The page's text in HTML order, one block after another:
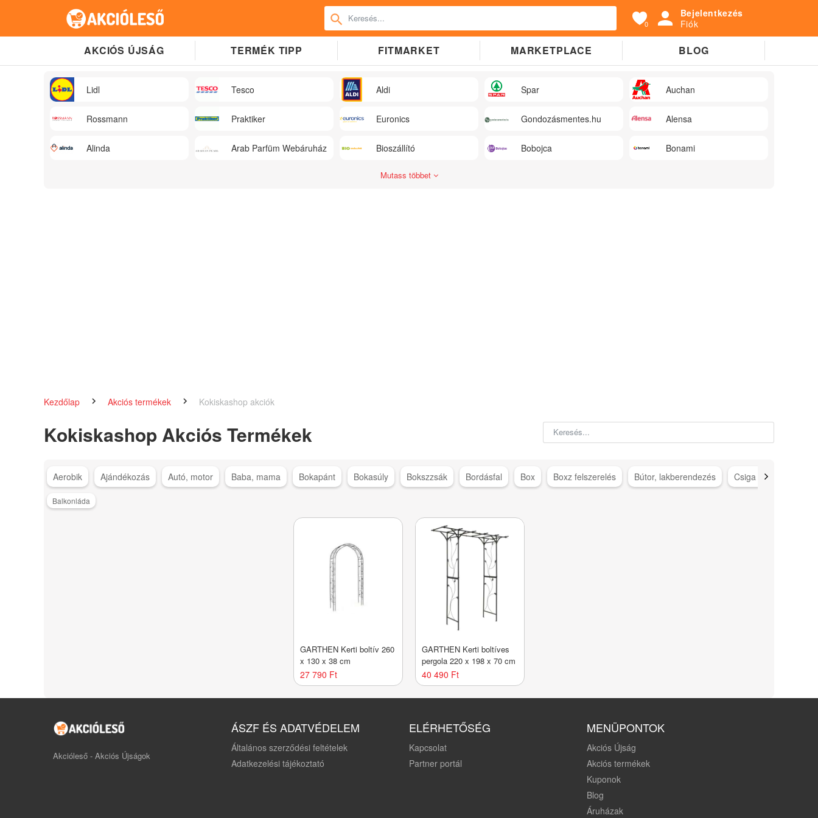
0
Bejelentkezés
Fiók
AKCIÓS ÚJSÁG TERMÉK TIPP FITMARKET MARKETPLACE BLOG
Lidl Tesco Aldi Spar Auchan
Rossmann Praktiker Euronics Gondozásmentes.hu Alensa
Alinda Arab Parfüm Webáruház Bioszállító Bobojca Bonami
Mutass többet
Kezdőlap Akciós termékek Kokiskashop akciók
Kokiskashop Akciós Termékek
Aerobik Ajándékozás Autó, motor Baba, mama Bokapánt Bokasúly Bokszzsák Bordásfal Box Boxz felszerelés Bútor, lakberendezés Csiga gép kiegészítő
Balkonláda
GARTHEN Kerti boltív 260
x 130 x 38 cm
27 790 Ft
GARTHEN Kerti boltíves
pergola 220 x 198 x 70 cm
40 490 Ft
Akcióleső - Akciós Újságok
ÁSZF ÉS ADATVÉDELEM
Általános szerződési feltételek
Adatkezelési tájékoztató
ELÉRHETŐSÉG
Kapcsolat
Partner portál
MENÜPONTOK
Akciós Újság
Akciós termékek
Kuponok
Blog
Áruházak